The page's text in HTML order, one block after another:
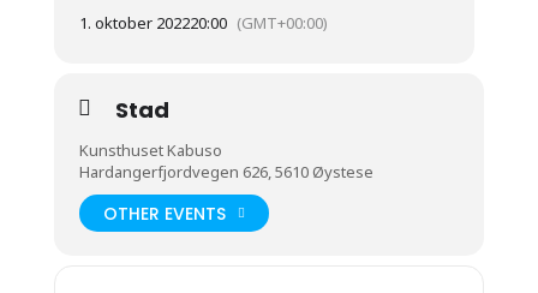
1. oktober 202220:00 (GMT+00:00)
Stad
Kunsthuset Kabuso
Hardangerfjordvegen 626, 5610 Øystese
OTHER EVENTS